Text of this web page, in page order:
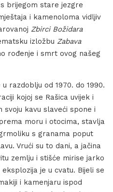
brijegom stare jezgre
i kamenoloma vidljiv
Zbirci Božidara
izložbu Zabava
rođenje i smrt ovog našeg
razdoblju od 1970. do 1990.
kojoj se Rašica uvijek i
svoju kavu slaveći spone i
moru i otocima, stavlja
s granama poput
Vrući su to dani, a jačina
zemlju i stišće mirise jarko
je u cvatu. Bijeli se
i kamenjaru ispod